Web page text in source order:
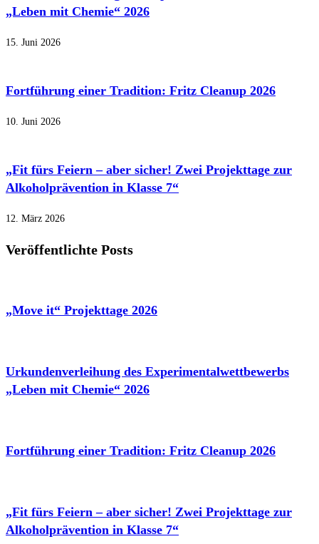
„Leben mit Chemie“ 2026
15. Juni 2026
Fortführung einer Tradition: Fritz Cleanup 2026
10. Juni 2026
„Fit fürs Feiern – aber sicher! Zwei Projekttage zur
Alkoholprävention in Klasse 7“
12. März 2026
Veröffentlichte Posts
„Move it“ Projekttage 2026
Urkundenverleihung des Experimentalwettbewerbs
„Leben mit Chemie“ 2026
Fortführung einer Tradition: Fritz Cleanup 2026
„Fit fürs Feiern – aber sicher! Zwei Projekttage zur
Alkoholprävention in Klasse 7“